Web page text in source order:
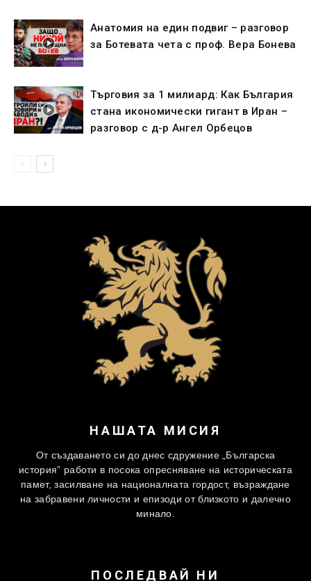
Анатомия на един подвиг – разговор
за Ботевата чета с проф. Вера Бонева
Търговия за 1 милиард: Как България
стана икономически гигант в Иран –
разговор с д-р Ангел Орбецов
НАШАТА МИСИЯ
От създаването си до днес сдружение „Българска
история” работи в посока опресняване на историческата
памет, засилване на националната гордост, възраждане
на забравени личности и епизоди от близкото и далечно
минало.
ПОСЛЕДВАЙ НИ